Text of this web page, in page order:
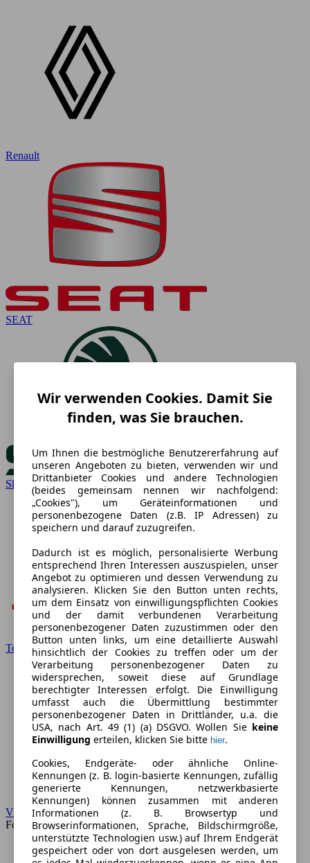
Renault
SEAT
Skoda
Toyota
VW
Forum
Wir verwenden Cookies. Damit Sie
finden, was Sie brauchen.
Um Ihnen die bestmögliche Benutzererfahrung auf
unseren Angeboten zu bieten, verwenden wir und
Drittanbieter Cookies und andere Technologien
(beides gemeinsam nennen wir nachfolgend:
„Cookies"), um Geräteinformationen und
personenbezogene Daten (z.B. IP Adressen) zu
speichern und darauf zuzugreifen.
Dadurch ist es möglich, personalisierte Werbung
entsprechend Ihren Interessen auszuspielen, unser
Angebot zu optimieren und dessen Verwendung zu
analysieren. Klicken Sie den Button unten rechts,
um dem Einsatz von einwilligungspflichten Cookies
und der damit verbundenen Verarbeitung
personenbezogener Daten zuzustimmen oder den
Button unten links, um eine detaillierte Auswahl
hinsichtlich der Cookies zu treffen oder um der
Verarbeitung personenbezogener Daten zu
widersprechen, soweit diese auf Grundlage
berechtigter Interessen erfolgt. Die Einwilligung
umfasst auch die Übermittlung bestimmter
personenbezogener Daten in Drittländer, u.a. die
USA, nach Art. 49 (1) (a) DSGVO. Wollen Sie keine
Einwilligung erteilen, klicken Sie bitte hier.
Cookies, Endgeräte- oder ähnliche Online-
Kennungen (z. B. login-basierte Kennungen, zufällig
generierte Kennungen, netzwerkbasierte
Kennungen) können zusammen mit anderen
Informationen (z. B. Browsertyp und
Browserinformationen, Sprache, Bildschirmgröße,
unterstützte Technologien usw.) auf Ihrem Endgerät
gespeichert oder von dort ausgelesen werden, um